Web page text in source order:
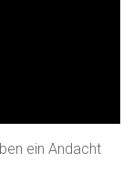
ein Andacht